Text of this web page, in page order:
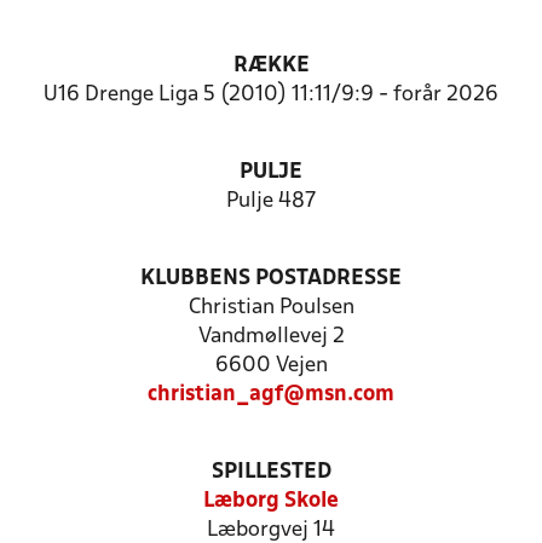
RÆKKE
U16 Drenge Liga 5 (2010) 11:11/9:9 - forår 2026
PULJE
Pulje 487
KLUBBENS POSTADRESSE
Christian Poulsen
Vandmøllevej 2
6600 Vejen
christian_agf@msn.com
SPILLESTED
Læborg Skole
Læborgvej 14